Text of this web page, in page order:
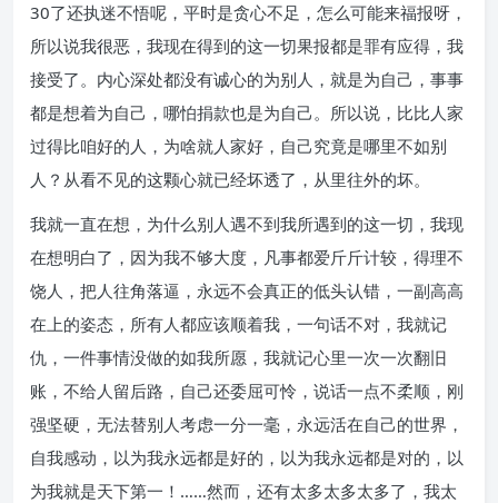
30了还执迷不悟呢，平时是贪心不足，怎么可能来福报呀，
所以说我很恶，我现在得到的这一切果报都是罪有应得，我
接受了。内心深处都没有诚心的为别人，就是为自己，事事
都是想着为自己，哪怕捐款也是为自己。所以说，比比人家
过得比咱好的人，为啥就人家好，自己究竟是哪里不如别
人？从看不见的这颗心就已经坏透了，从里往外的坏。
我就一直在想，为什么别人遇不到我所遇到的这一切，我现
在想明白了，因为我不够大度，凡事都爱斤斤计较，得理不
饶人，把人往角落逼，永远不会真正的低头认错，一副高高
在上的姿态，所有人都应该顺着我，一句话不对，我就记
仇，一件事情没做的如我所愿，我就记心里一次一次翻旧
账，不给人留后路，自己还委屈可怜，说话一点不柔顺，刚
强坚硬，无法替别人考虑一分一毫，永远活在自己的世界，
自我感动，以为我永远都是好的，以为我永远都是对的，以
为我就是天下第一！……然而，还有太多太多太多了，我太